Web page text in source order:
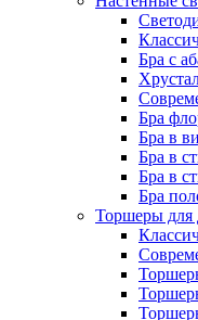
Бра с
Бра
Бра в
Бра в
Бра в
Бра
Торшеры для